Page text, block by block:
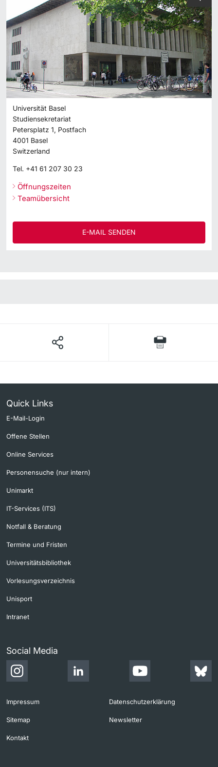
Universität Basel
Studiensekretariat
Petersplatz 1, Postfach
4001 Basel
Switzerland
Tel. +41 61 207 30 23
Öffnungszeiten
Teamübersicht
E-MAIL SENDEN
Quick Links
E-Mail-Login
Offene Stellen
Online Services
Personensuche (nur intern)
Unimarkt
IT-Services (ITS)
Notfall & Beratung
Termine und Fristen
Universitätsbibliothek
Vorlesungsverzeichnis
Unisport
Intranet
Social Media
Impressum Datenschutzerklärung
Sitemap Newsletter
Kontakt